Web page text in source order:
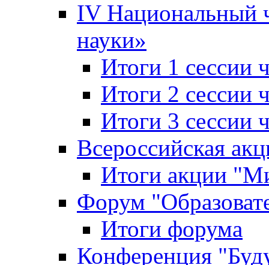
IV
науки»
Итоги 1 сессии
Итоги 2 сессии
Итоги 3 сессии
Всероссийская
Итоги акции
Форум
Итоги форума
Конференция